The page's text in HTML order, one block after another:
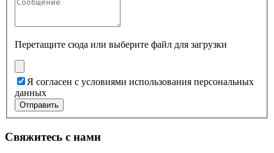
Перетащите сюда или выберите файл для загрузки
Я согласен с условиями использования персональных
данных
Отправить
Свяжитесь с нами